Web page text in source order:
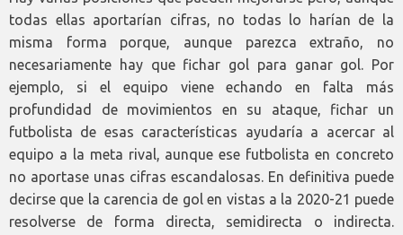
todas ellas aportarían cifras, no todas lo harían de la
misma forma porque, aunque parezca extraño, no
necesariamente hay que fichar gol para ganar gol. Por
ejemplo, si el equipo viene echando en falta más
profundidad de movimientos en su ataque, fichar un
futbolista de esas características ayudaría a acercar al
equipo a la meta rival, aunque ese futbolista en concreto
no aportase unas cifras escandalosas. En definitiva puede
decirse que la carencia de gol en vistas a la 2020-21 puede
resolverse de forma directa, semidirecta o indirecta.